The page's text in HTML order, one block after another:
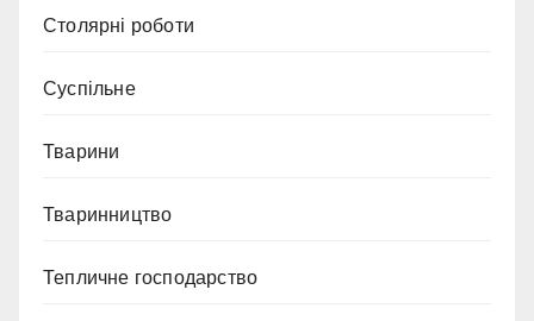
Столярні роботи
Суспільне
Тварини
Тваринництво
Тепличне господарство